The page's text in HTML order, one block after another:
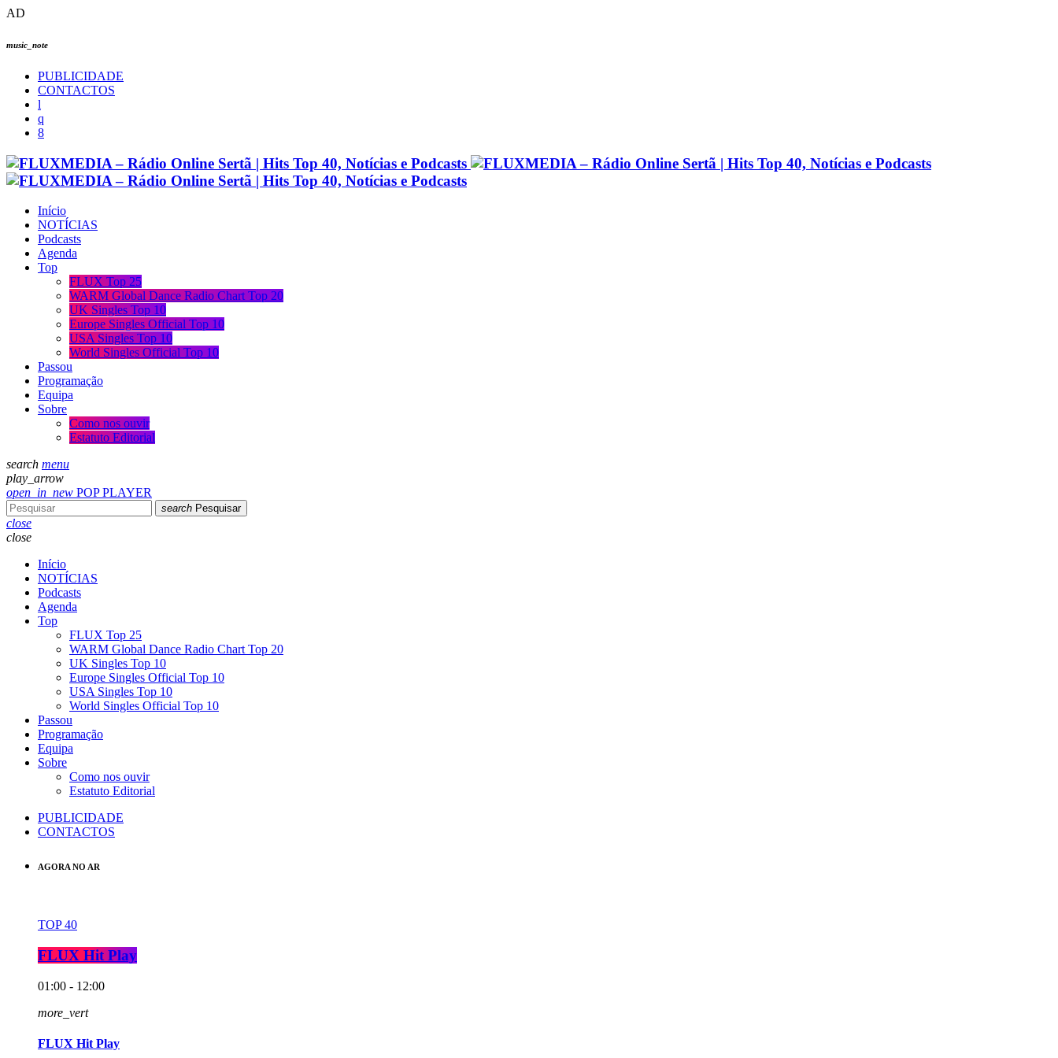
AD
music_note
PUBLICIDADE
CONTACTOS
Início
NOTÍCIAS
Podcasts
Agenda
Top
FLUX Top 25
WARM Global Dance Radio Chart Top 20
UK Singles Top 10
Europe Singles Official Top 10
USA Singles Top 10
World Singles Official Top 10
Passou
Programação
Equipa
Sobre
Como nos ouvir
Estatuto Editorial
search menu
play_arrow
open_in_new POP PLAYER
search Pesquisar
close
close
Início
NOTÍCIAS
Podcasts
Agenda
Top
FLUX Top 25
WARM Global Dance Radio Chart Top 20
UK Singles Top 10
Europe Singles Official Top 10
USA Singles Top 10
World Singles Official Top 10
Passou
Programação
Equipa
Sobre
Como nos ouvir
Estatuto Editorial
PUBLICIDADE
CONTACTOS
AGORA NO AR
TOP 40
FLUX Hit Play
01:00 - 12:00
more_vert
FLUX Hit Play